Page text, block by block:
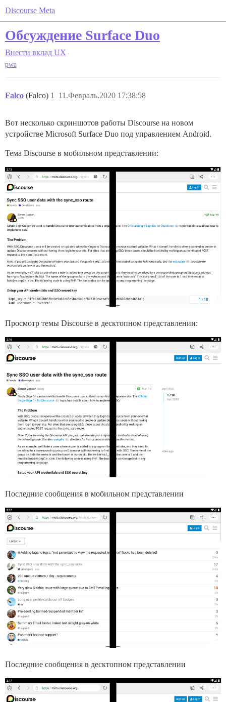
Discourse Meta
Обсуждение Surface Duo
Внести вклад UX
pwa
Falco (Falco) 11.Февраль.2020 17:38:58
1
Вот несколько скриншотов работы Discourse на новом
устройстве Microsoft Surface Duo под управлением Android.
Тема Discourse в мобильном представлении:
Просмотр темы Discourse в десктопном представлении:
Последние сообщения в мобильном представлении
Последние сообщения в десктопном представлении